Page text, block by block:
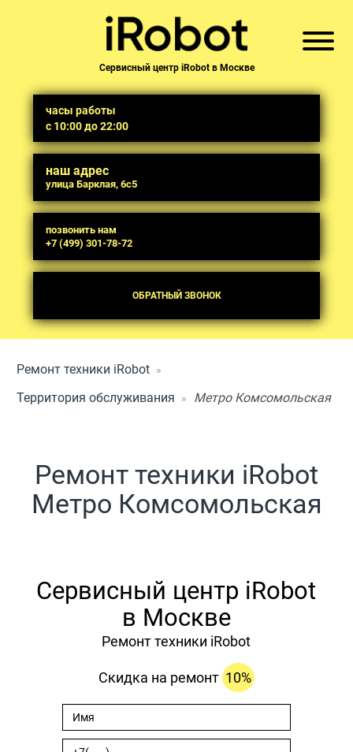
Сервисный центр iRobot в Москве
часы работы
с 10:00 до 22:00
наш адрес
улица Барклая, 6с5
позвонить нам
+7 (499) 301-78-72
ОБРАТНЫЙ ЗВОНОК
Ремонт техники iRobot
Территория обслуживания
Метро Комсомольская
Ремонт техники iRobot
Метро Комсомольская
Сервисный центр iRobot
в Москве
Ремонт техники iRobot
Скидка на ремонт 10%